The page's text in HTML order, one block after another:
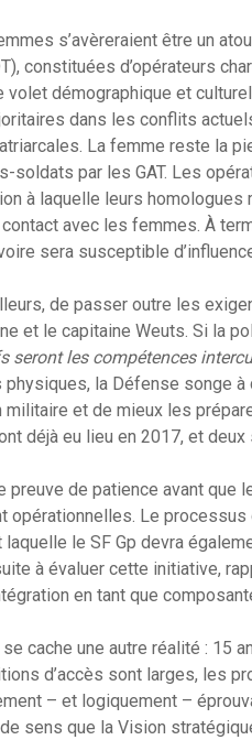
s’avèreraient être un
constituées d’opérateurs
volet démographique et
dans les conflits
La femme reste la
soldats par les GAT. Les
à laquelle leurs
avec les femmes. À
sera susceptible
de passer outre les
et le capitaine Weuts. Si la
seront les compétences
physiques, la Défense songe
et de mieux les
déjà eu lieu en 2017, et
preuve de patience avant
opérationnelles. Le
le SF Gp devra
à évaluer cette initiative,
en tant que
cache une autre réalité : 15
d’accès sont larges, les
– et logiquement –
de sens que la Vision